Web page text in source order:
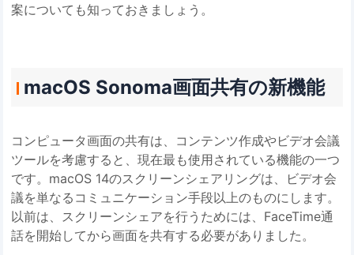
案についても知っておきましょう。
macOS Sonoma画面共有の新機能
コンピュータ画面の共有は、コンテンツ作成やビデオ会議
ツールを考慮すると、現在最も使用されている機能の一つ
です。macOS 14のスクリーンシェアリングは、ビデオ会
議を単なるコミュニケーション手段以上のものにします。
以前は、スクリーンシェアを行うためには、FaceTime通
話を開始してから画面を共有する必要がありました。